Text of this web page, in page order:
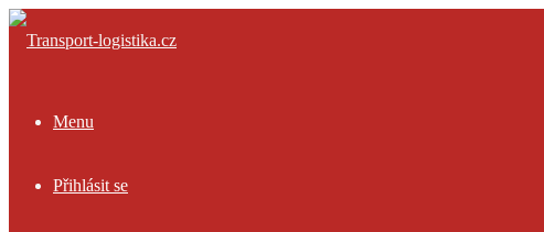
Menu
Přihlásit se